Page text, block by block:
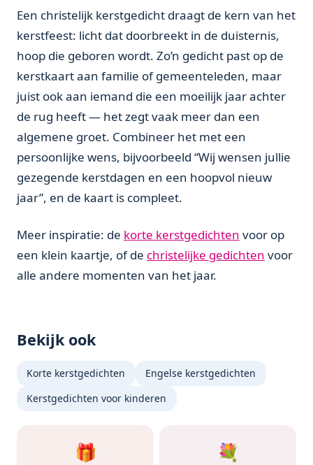
Een christelijk kerstgedicht draagt de kern van het
kerstfeest: licht dat doorbreekt in de duisternis,
hoop die geboren wordt. Zo’n gedicht past op de
kerstkaart aan familie of gemeenteleden, maar
juist ook aan iemand die een moeilijk jaar achter
de rug heeft — het zegt vaak meer dan een
algemene groet. Combineer het met een
persoonlijke wens, bijvoorbeeld “Wij wensen jullie
gezegende kerstdagen en een hoopvol nieuw
jaar”, en de kaart is compleet.
Meer inspiratie: de korte kerstgedichten voor op
een klein kaartje, of de christelijke gedichten voor
alle andere momenten van het jaar.
Bekijk ook
Korte kerstgedichten
Engelse kerstgedichten
Kerstgedichten voor kinderen
🎁 💐